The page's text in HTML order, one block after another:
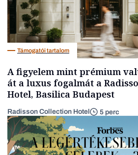
Támogatói tartalom
A figyelem mint prémium
át a luxus fogalmát a
Hotel, Basilica Budapest
Radisson Collection Hotel 5 perc